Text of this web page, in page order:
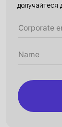
долучайтеся